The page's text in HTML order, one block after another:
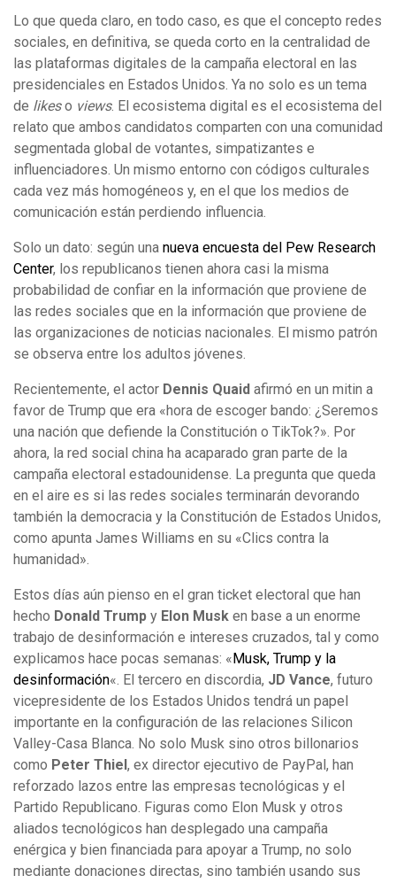
Lo que queda claro, en todo caso, es que el concepto redes
sociales, en definitiva, se queda corto en la centralidad de
las plataformas digitales de la campaña electoral en las
presidenciales en Estados Unidos. Ya no solo es un tema
de likeso views. El ecosistema digital es el ecosistema del
relato que ambos candidatos comparten con una comunidad
segmentada global de votantes, simpatizantes e
influenciadores. Un mismo entorno con códigos culturales
cada vez más homogéneos y, en el que los medios de
comunicación están perdiendo influencia.
Solo un dato: según una nueva encuesta del Pew Research
Center, los republicanos tienen ahora casi la misma
probabilidad de confiar en la información que proviene de
las redes sociales que en la información que proviene de
las organizaciones de noticias nacionales. El mismo patrón
se observa entre los adultos jóvenes.
Recientemente, el actor Dennis Quaid afirmó en un mitin a
favor de Trump que era «hora de escoger bando: ¿Seremos
una nación que defiende la Constitución o TikTok?». Por
ahora, la red social china ha acaparado gran parte de la
campaña electoral estadounidense. La pregunta que queda
en el aire es si las redes sociales terminarán devorando
también la democracia y la Constitución de Estados Unidos,
como apunta James Williams en su «Clics contra la
humanidad».
Estos días aún pienso en el gran ticket electoral que han
hecho Donald Trump y Elon Musk en base a un enorme
trabajo de desinformación e intereses cruzados, tal y como
explicamos hace pocas semanas: « Musk, Trump y la
desinformación«. El tercero en discordia, JD Vance, futuro
vicepresidente de los Estados Unidos tendrá un papel
importante en la configuración de las relaciones Silicon
Valley-Casa Blanca. No solo Musk sino otros billonarios
como Peter Thiel , ex director ejecutivo de PayPal, han
reforzado lazos entre las empresas tecnológicas y el
Partido Republicano. Figuras como Elon Musk y otros
aliados tecnológicos han desplegado una campaña
enérgica y bien financiada para apoyar a Trump, no solo
mediante donaciones directas, sino también usando sus